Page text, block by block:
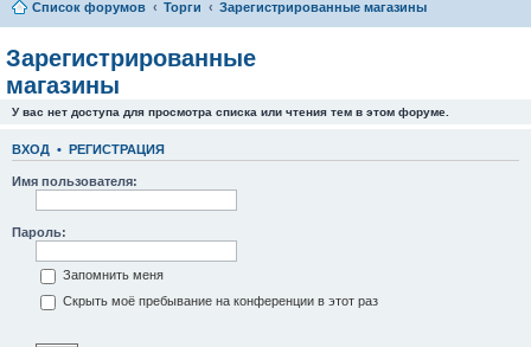
Список форумов Торги Зарегистрированные магазины
Зарегистрированные
магазины
У вас нет доступа для просмотра списка или чтения тем в этом форуме.
ВХОД • РЕГИСТРАЦИЯ
Имя пользователя:
Пароль:
Запомнить меня
Скрыть моё пребывание на конференции в этот раз